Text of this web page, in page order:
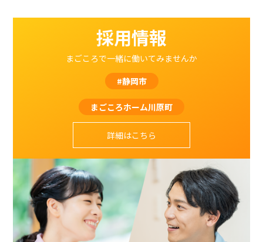
採用情報
まごころで一緒に働いてみませんか
#静岡市
まごころホーム川原町
詳細はこちら